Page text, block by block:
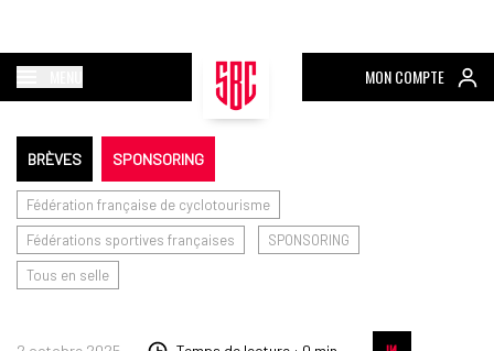
MON COMPTE
BRÈVES SPONSORING
Fédération française de cyclotourisme
Fédérations sportives françaises
SPONSORING
Tous en selle